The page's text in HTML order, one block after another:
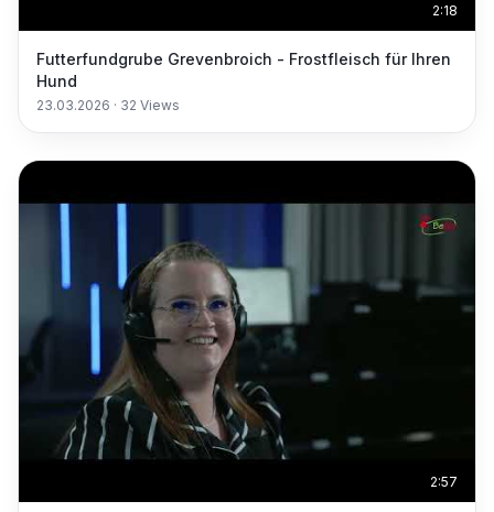
2:18
Futterfundgrube Grevenbroich - Frostfleisch für Ihren
Hund
23.03.2026 · 32 Views
2:57